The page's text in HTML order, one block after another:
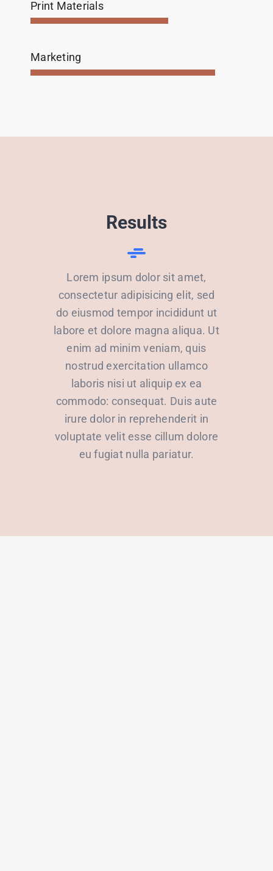
Print Materials
Marketing
Results
Lorem ipsum dolor sit amet,
consectetur adipisicing elit, sed
do eiusmod tempor incididunt ut
labore et dolore magna aliqua. Ut
enim ad minim veniam, quis
nostrud exercitation ullamco
laboris nisi ut aliquip ex ea
commodo: consequat. Duis aute
irure dolor in reprehenderit in
voluptate velit esse cillum dolore
eu fugiat nulla pariatur.